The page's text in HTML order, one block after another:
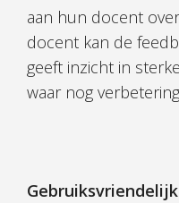
aan hun docent
docent kan de
geeft inzicht in
waar nog
Gebruiksvriendelijk